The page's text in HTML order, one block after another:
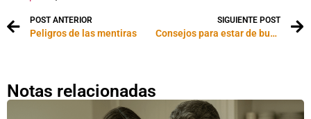
POST ANTERIOR
Peligros de las mentiras
SIGUIENTE POST
Consejos para estar de buen humor
Notas relacionadas